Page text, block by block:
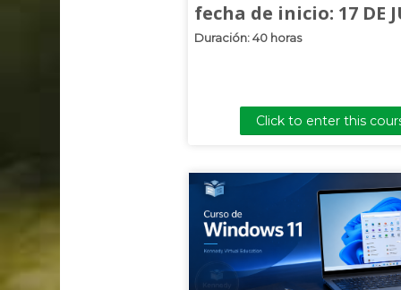
fecha de inicio: 17 DE
Duración: 40 horas
Click to enter this